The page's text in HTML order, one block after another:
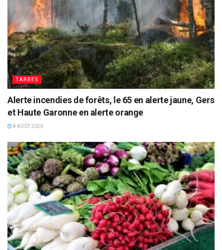
TARBES
Alerte incendies de forêts, le 65 en alerte jaune, Gers
et Haute Garonne en alerte orange
8 AOÛT 2026